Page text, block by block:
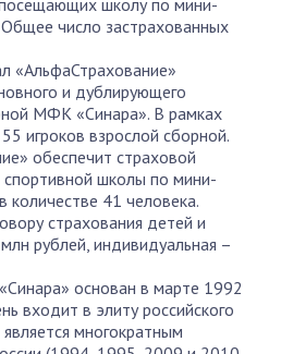
школу по мини-
число застрахованных
«АльфаСтрахование»
и дублирующего
МФК «Синара». В рамках
игроков взрослой сборной.
обеспечит страховой
школы по мини-
41 человека.
страхования детей и
рублей, индивидуальная –
основан в марте 1992
входит в элиту российского
многократным